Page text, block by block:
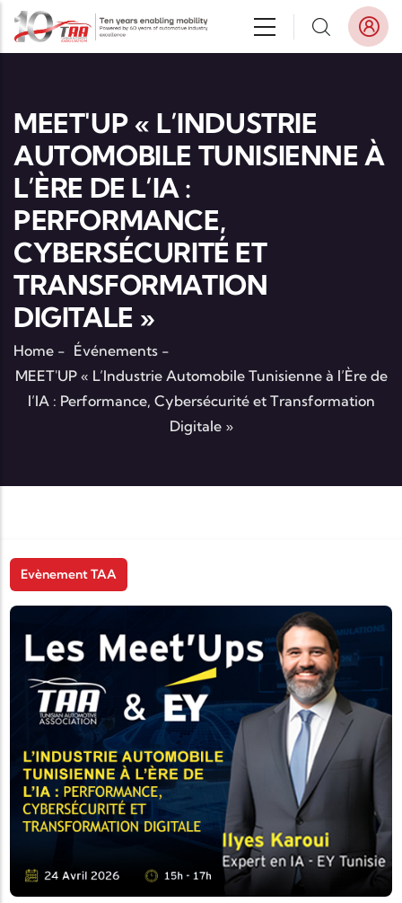
Aller au contenu principal
MEET'UP « L’INDUSTRIE
AUTOMOBILE TUNISIENNE À
L’ÈRE DE L’IA :
PERFORMANCE,
CYBERSÉCURITÉ ET
TRANSFORMATION
DIGITALE »
Home - Événements -
MEET'UP « L’Industrie Automobile Tunisienne à l’Ère de
l’IA : Performance, Cybersécurité et Transformation
Digitale »
Evènement TAA